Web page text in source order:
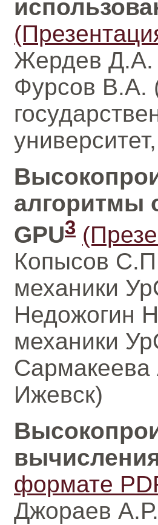
Жердев Д.А.
Фурсов В.А.
алгоритмы
GPU3
Копысов
механики
Недожогин
механики
Ижевск)
формате
Джораев